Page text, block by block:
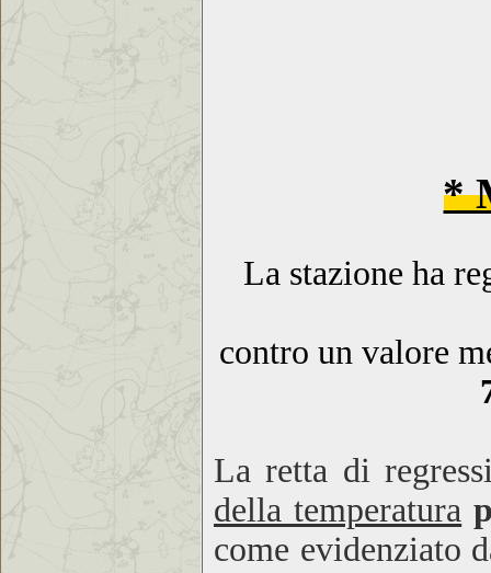
*
La stazione ha
contro un valore
La retta di
della temperatura
come evidenziato